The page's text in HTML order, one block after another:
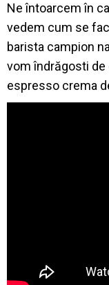
Ne întoarcem în
vedem cum se
barista campion
vom îndrăgosti
espresso crema